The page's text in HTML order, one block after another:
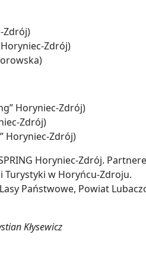
Zdrój)
Zdrój)
Horyniec-Zdrój)
Zdrój)
Horyniec-Zdrój)
Horyniec-Zdrój.
Turystyki w Horyńcu-Zdroju.
Państwowe, Powiat
Kłysewicz